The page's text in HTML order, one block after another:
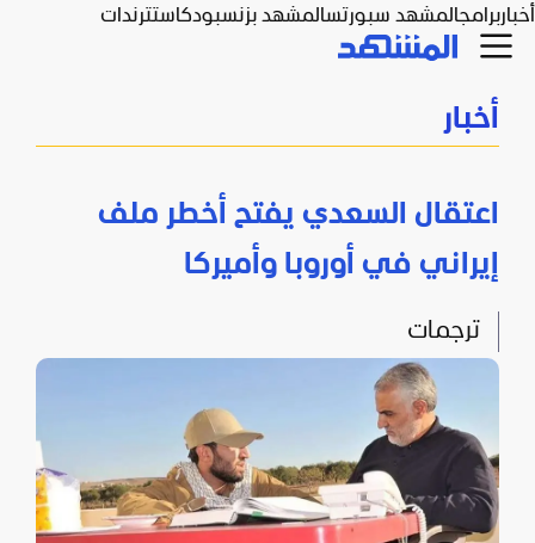
أخباربرامجالمشهد سبورتسالمشهد بزنسبودكاستترندات
أخبار
اعتقال السعدي يفتح أخطر ملف
إيراني في أوروبا وأميركا
ترجمات